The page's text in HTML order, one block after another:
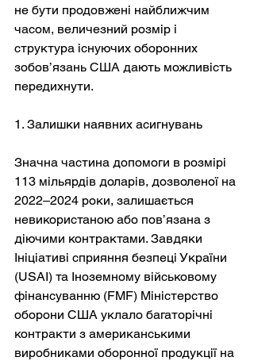
не бути продовжені найближчим
часом, величезний розмір і
структура існуючих оборонних
зобов’язань США дають можливість
передихнути.
1. Залишки наявних асигнувань
Значна частина допомоги в розмірі
113 мільярдів доларів, дозволеної на
2022–2024 роки, залишається
невикористаною або пов’язана з
діючими контрактами. Завдяки
Ініціативі сприяння безпеці України
(USAI) та Іноземному військовому
фінансуванню (FMF) Міністерство
оборони США уклало багаторічні
контракти з американськими
виробниками оборонної продукції на